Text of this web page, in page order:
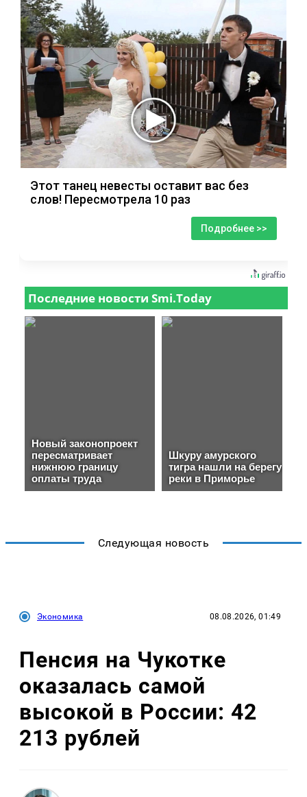
Этот танец невесты оставит вас без
слов! Пересмотрела 10 раз
Подробнее >>
Следующая новость
Экономика 08.08.2026, 01:49
Пенсия на Чукотке
оказалась самой
высокой в России: 42
213 рублей